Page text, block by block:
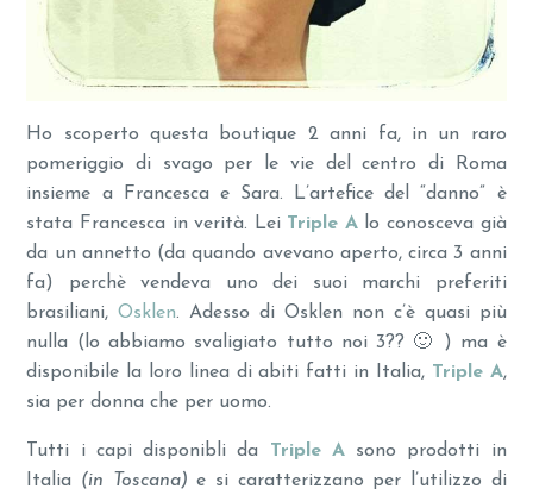
Ho scoperto questa boutique 2 anni fa, in un raro
pomeriggio di svago per le vie del centro di Roma
insieme a Francesca e Sara. L’artefice del “danno” è
stata Francesca in verità. Lei Triple Alo conosceva già
da un annetto (da quando avevano aperto, circa 3 anni
fa) perchè vendeva uno dei suoi marchi preferiti
brasiliani,Osklen. Adesso di Osklen non c’è quasi più
nulla (lo abbiamo svaligiato tutto noi 3?? 🙂 ) ma è
disponibile la loro linea di abiti fatti in Italia, Triple A,
sia per donna che per uomo.
Tutti i capi disponibli da Triple Asono prodotti in
Italia (in Toscana) e si caratterizzano per l’utilizzo di